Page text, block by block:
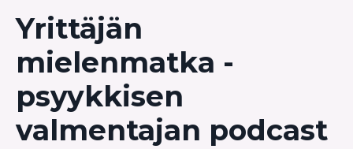
Yrittäjän
mielenmatka -
psyykkisen
valmentajan podcast